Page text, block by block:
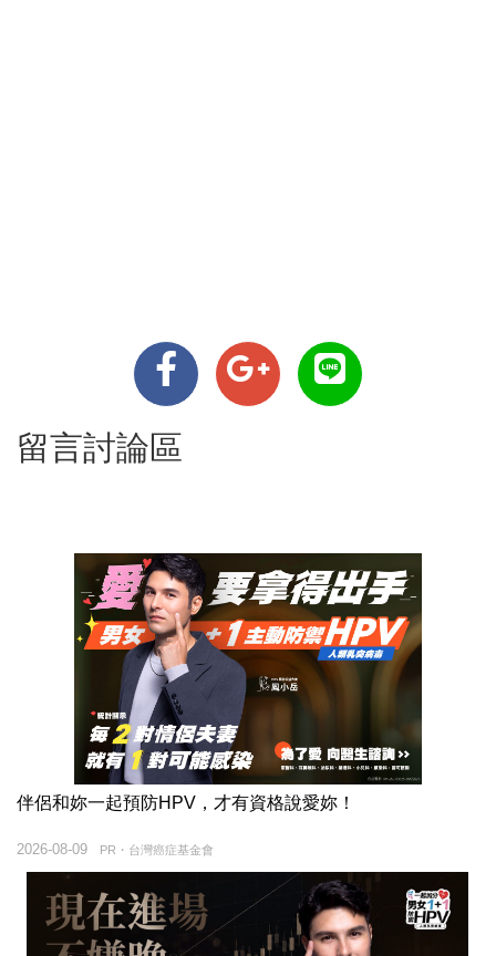
留言討論區
伴侶和妳一起預防HPV，才有資格說愛妳！
PR・台灣癌症基金會
2026-08-09